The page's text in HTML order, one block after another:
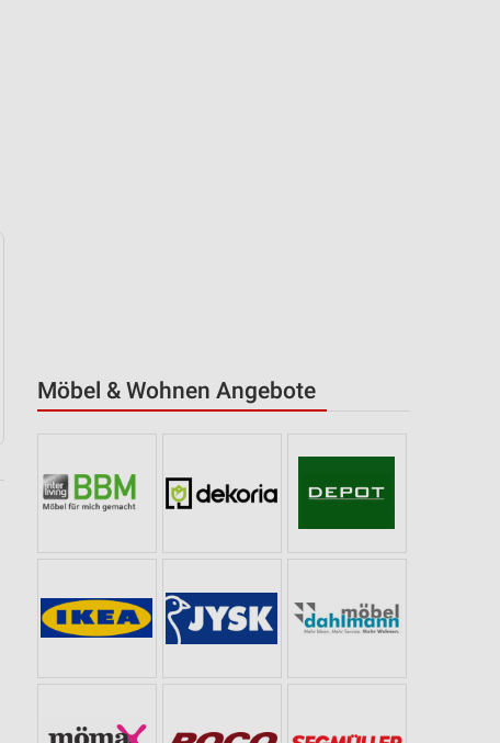
Möbel & Wohnen Angebote